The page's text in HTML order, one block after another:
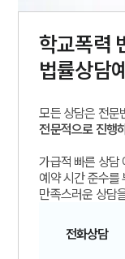
학교폭력
법률상담
모든 상담은 전문
전문적으로 진행
가급적 빠른 상담
예약 시간 준수를
만족스러운 상담
전화상담